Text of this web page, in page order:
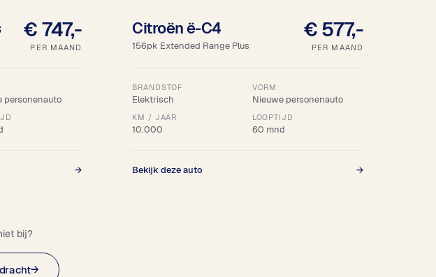
€ 747,-
PER MAAND
personenauto
→
Citroën ë-C4
156pk Extended Range Plus
€ 577,-
PER MAAND
BRANDSTOF
Elektrisch
VORM
Nieuwe personenauto
KM / JAAR
10.000
LOOPTIJD
60 mnd
Bekijk deze auto →
bij?
→